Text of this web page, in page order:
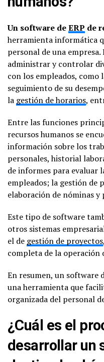
Un software deERP de
herramienta informática
personal de una
administrar y controlar
con los empleados, como
seguimiento de su
la gestión de horarios,
Entre las funciones
recursos humanos se
información sobre los
personales, historial
de informes para evaluar
empleados; la gestión de
elaboración de nóminas y
Este tipo de software
otros sistemas
el de gestión de proyectos
completa de la operación
En resumen, un software
una herramienta que
organizada del personal
¿Cuál es el
desarrollar un